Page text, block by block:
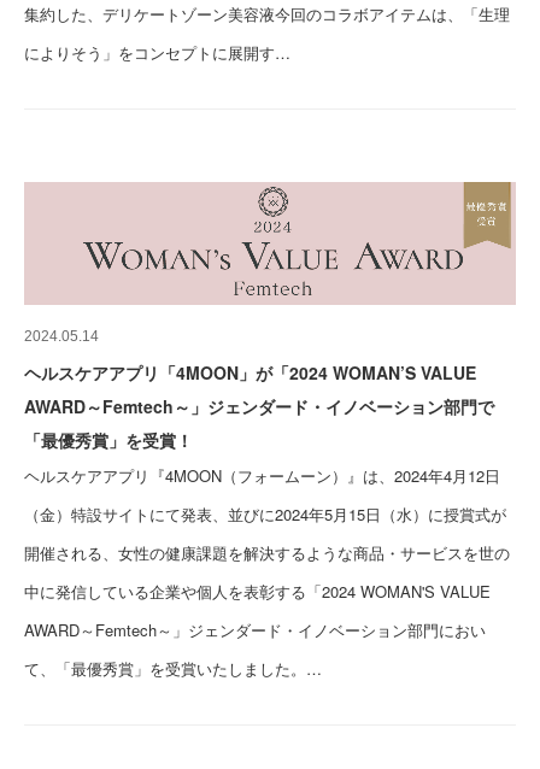
集約した、デリケートゾーン美容液今回のコラボアイテムは、「生理
によりそう」をコンセプトに展開す…
2024.05.14
ヘルスケアアプリ「4MOON」が「2024 WOMAN’S VALUE
AWARD～Femtech～」ジェンダード・イノベーション部門で
「最優秀賞」を受賞！
ヘルスケアアプリ『4MOON（フォームーン）』は、2024年4月12日
（金）特設サイトにて発表、並びに2024年5月15日（水）に授賞式が
開催される、女性の健康課題を解決するような商品・サービスを世の
中に発信している企業や個人を表彰する「2024 WOMAN'S VALUE
AWARD～Femtech～」ジェンダード・イノベーション部門におい
て、「最優秀賞」を受賞いたしました。…